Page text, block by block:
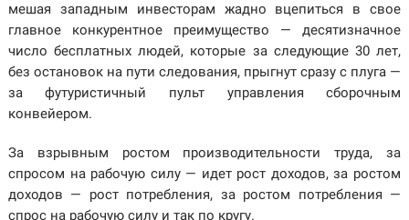
мешая западным инвесторам жадно вцепиться в свое
главное конкурентное преимущество — десятизначное
число бесплатных людей, которые за следующие 30 лет,
без остановок на пути следования, прыгнут сразу с плуга —
за футуристичный пульт управления сборочным
конвейером.
За взрывным ростом производительности труда, за
спросом на рабочую силу — идет рост доходов, за ростом
доходов — рост потребления, за ростом потребления —
спрос на рабочую силу и так по кругу.